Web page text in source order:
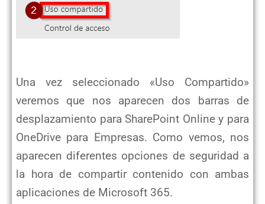
Una vez seleccionado «Uso Compartido»
veremos que nos aparecen dos barras de
desplazamiento para SharePoint Online y para
OneDrive para Empresas. Como vemos, nos
aparecen diferentes opciones de seguridad a
la hora de compartir contenido con ambas
aplicaciones de Microsoft 365.